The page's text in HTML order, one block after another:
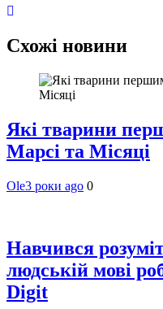
Схожі новини
Які тварини
Марсі та Місяці
Ole3 роки ago 0
Навчився
людській мові
Digit